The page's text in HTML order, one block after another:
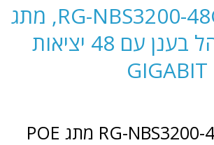
RG-NBS3200-48GT4XS-P, מתג
POE מנוהל בענן עם 48 יציאות
GIGABIT
RG-NBS3200-48GT4XS-P מתג POE